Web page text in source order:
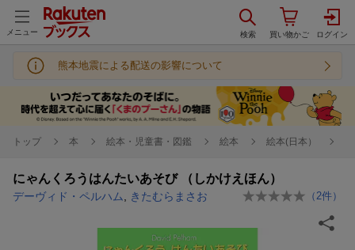
メニュー
熊本地震による配送の影響について
トップ 本 絵本・児童書・図鑑 絵本 絵本(日本）
にゃんくろうはんたいあそび （しかけえほん）
デーヴィド・ペルハム きたむらまさお （ 2件）